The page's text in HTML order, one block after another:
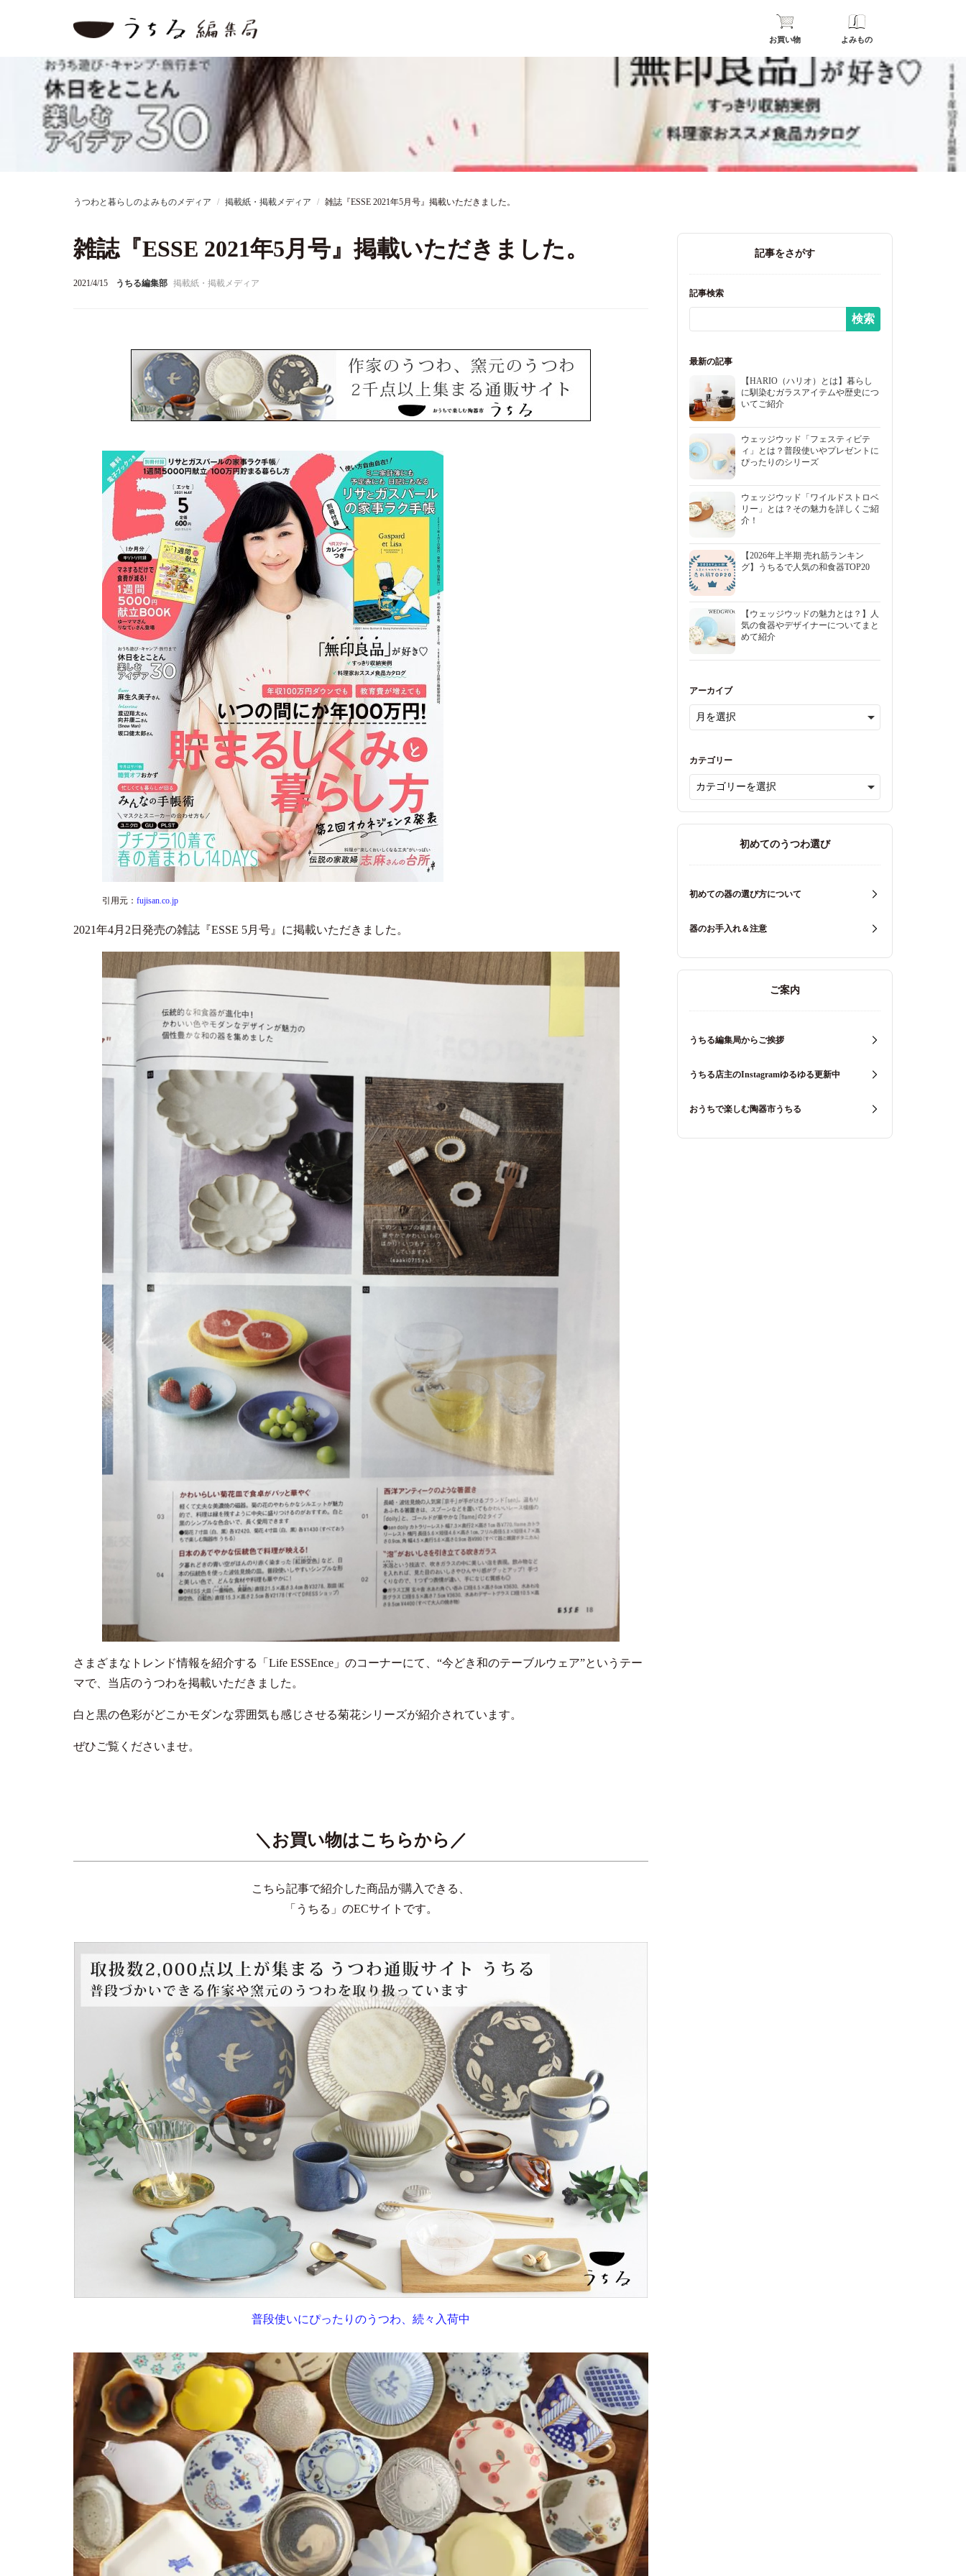
お買い物 よみもの
うつわと暮らしのよみものメディア 掲載紙・掲載メディア 雑誌『ESSE 2021年5月号』掲載いただきました。
雑誌『ESSE 2021年5月号』掲載いただきました。
2021/4/15 うちる編集部 掲載紙・掲載メディア
引用元： fujisan.co.jp
2021年4月2日発売の雑誌『ESSE 5月号』に掲載いただきました。
さまざまなトレンド情報を紹介する「Life ESSEnce」のコーナーにて、“今どき和のテーブルウェア”というテー
マで、当店のうつわを掲載いただきました。
白と黒の色彩がどこかモダンな雰囲気も感じさせる菊花シリーズが紹介されています。
ぜひご覧くださいませ。
＼お買い物はこちらから／
こちら記事で紹介した商品が購入できる、
「うちる」のECサイトです。
普段使いにぴったりのうつわ、続々入荷中
記事をさがす
記事検索
最新の記事
【HARIO（ハリオ）とは】暮らし
に馴染むガラスアイテムや歴史につ
いてご紹介
ウェッジウッド「フェスティビテ
ィ」とは？普段使いやプレゼントに
ぴったりのシリーズ
ウェッジウッド「ワイルドストロベ
リー」とは？その魅力を詳しくご紹
介！
【2026年上半期 売れ筋ランキン
グ】うちるで人気の和食器TOP20
【ウェッジウッドの魅力とは？】人
気の食器やデザイナーについてまと
めて紹介
アーカイブ
カテゴリー
初めてのうつわ選び
初めての器の選び方について
器のお手入れ＆注意
ご案内
うちる編集局からご挨拶
うちる店主のInstagramゆるゆる更新中
おうちで楽しむ陶器市うちる